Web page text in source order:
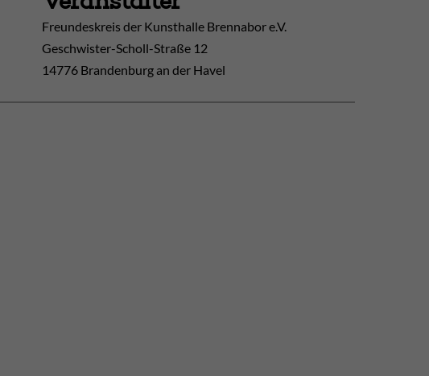
Freundeskreis der Kunsthalle Brennabor e.V.
Geschwister-Scholl-Straße 12
14776 Brandenburg an der Havel